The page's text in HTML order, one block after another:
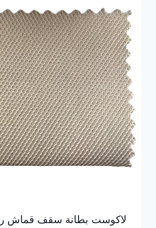
لاكوست بطانة سقف قماش رقم: